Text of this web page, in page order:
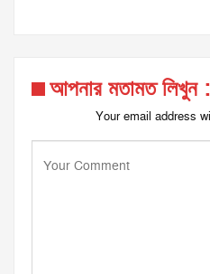
আপনার মতামত লিখুন :
Your email address